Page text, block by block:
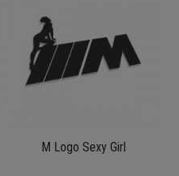
M Logo Sexy Girl